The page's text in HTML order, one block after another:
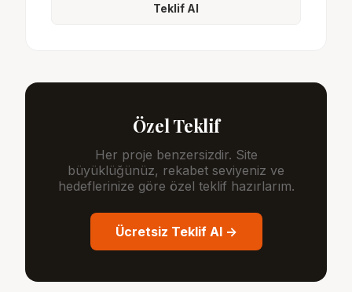
Teklif Al
Özel Teklif
Her proje benzersizdir. Site
büyüklüğünüz, rekabet seviyeniz ve
hedeflerinize göre özel teklif hazırlarım.
Ücretsiz Teklif Al →